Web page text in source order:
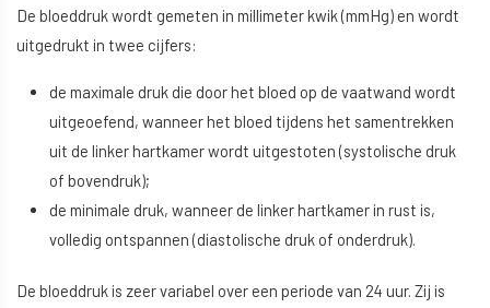
De bloeddruk wordt gemeten in millimeter kwik (mmHg) en wordt
uitgedrukt in twee cijfers:
de maximale druk die door het bloed op de vaatwand wordt
uitgeoefend, wanneer het bloed tijdens het samentrekken
uit de linker hartkamer wordt uitgestoten (systolische druk
of bovendruk);
de minimale druk, wanneer de linker hartkamer in rust is,
volledig ontspannen (diastolische druk of onderdruk).
De bloeddruk is zeer variabel over een periode van 24 uur. Zij is